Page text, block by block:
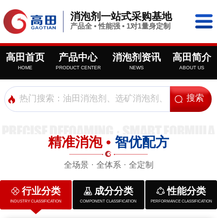
消泡剂一站式采购基地
产品全 • 性能强 • 1对1量身定制
高田首页
HOME
产品中心
PRODUCT CENTER
消泡剂资讯
NEWS
高田简介
ABOUT US
精准消泡 • 智优配方
全场景 · 全体系 · 全定制
行业分类
INDUSTRY CLASSIFICATION
成分分类
COMPONENT CLASSIFICATION
性能分类
PERFORMANCE CLASSIFICATION